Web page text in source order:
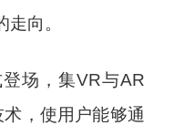
向。
场，集VR与AR
，使用户能够通